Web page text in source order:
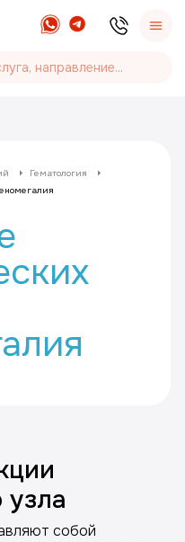
Гематология
собой